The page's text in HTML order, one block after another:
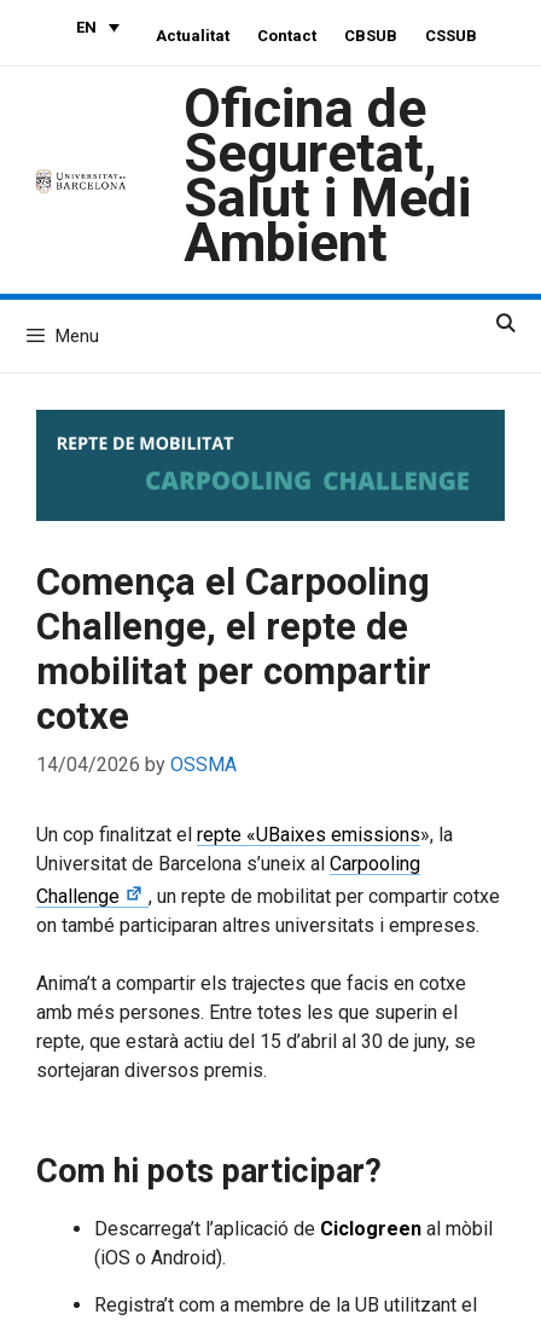
EN Actualitat Contact CBSUB CSSUB
Oficina de
Seguretat,
Salut i Medi
Ambient
Menu
Comença el Carpooling
Challenge, el repte de
mobilitat per compartir
cotxe
14/04/2026 by OSSMA
Un cop finalitzat el repte «UBaixes emissions», la
Universitat de Barcelona s’uneix al Carpooling
Challenge
, un repte de mobilitat per compartir cotxe
on també participaran altres universitats i empreses.
Anima’t a compartir els trajectes que facis en cotxe
amb més persones. Entre totes les que superin el
repte, que estarà actiu del 15 d’abril al 30 de juny, se
sortejaran diversos premis.
Com hi pots participar?
Descarrega’t l’aplicació de Ciclogreen al mòbil
(iOS o Android).
Registra’t com a membre de la UB utilitzant el